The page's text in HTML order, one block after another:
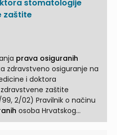
stomatologije
zaštite
prava osiguranih
zdravstveno osiguranje na
i doktora
99, 2/02) Pravilnik o načinu
osoba Hrvatskog